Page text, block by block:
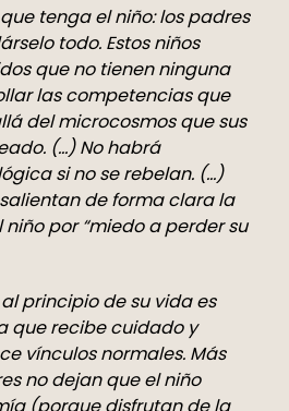
tenga el niño: los padres
todo. Estos niños
que no tienen ninguna
las competencias que
del microcosmos que sus
(…) No habrá
si no se rebelan. (…)
de forma clara la
por “miedo a perder su
principio de su vida es
que recibe cuidado y
vínculos normales. Más
no dejan que el niño
(porque disfrutan de la